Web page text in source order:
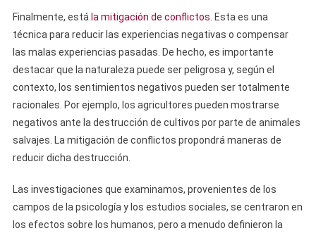
Finalmente, está la mitigación de conflictos . Esta es una
técnica para reducir las experiencias negativas o compensar
las malas experiencias pasadas. De hecho, es importante
destacar que la naturaleza puede ser peligrosa y, según el
contexto, los sentimientos negativos pueden ser totalmente
racionales. Por ejemplo, los agricultores pueden mostrarse
negativos ante la destrucción de cultivos por parte de animales
salvajes. La mitigación de conflictos propondrá maneras de
reducir dicha destrucción.
Las investigaciones que examinamos, provenientes de los
campos de la psicología y los estudios sociales, se centraron en
los efectos sobre los humanos, pero a menudo definieron la